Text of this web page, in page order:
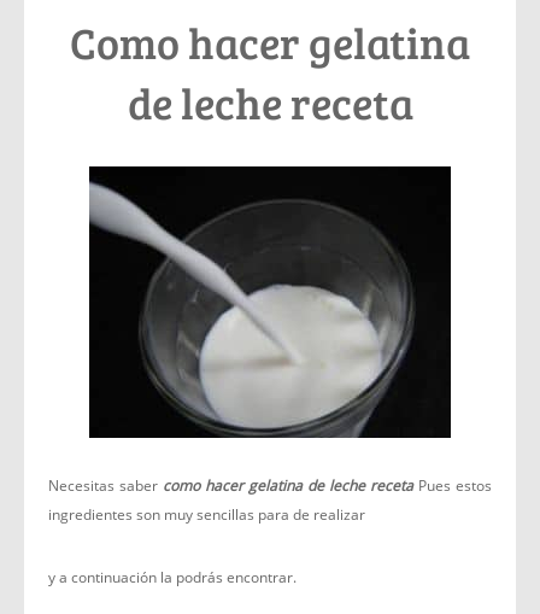
Como hacer gelatina
de leche receta
Necesitas saber como hacer gelatina de leche receta Pues estos
ingredientes son muy sencillas para de realizar
y a continuación la podrás encontrar.